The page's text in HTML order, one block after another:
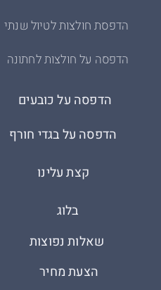
הדפסה על חולצות לחתונה
הדפסת חולצות לטיול שנתי
הדפסה על בגדי חורף
הדפסה על כובעים
קצת עלינו
הצעת מחיר
שאלות נפוצות
בלוג